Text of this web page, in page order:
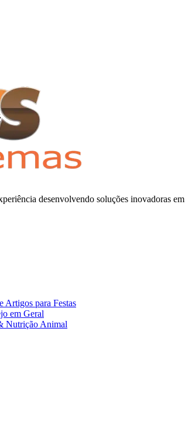
desenvolvendo soluções inovadoras
Artigos para Festas
em Geral
Nutrição Animal